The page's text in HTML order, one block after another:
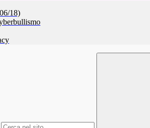
18)